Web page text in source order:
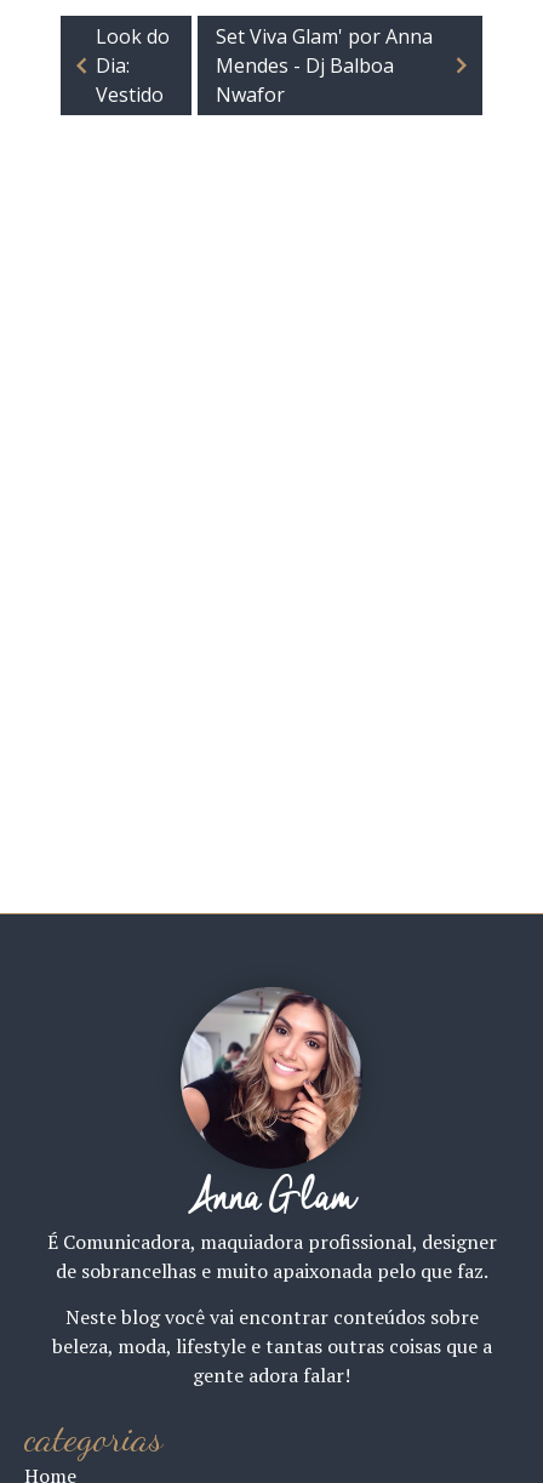
Look do
Dia:
Vestido
Set Viva Glam' por Anna
Mendes - Dj Balboa
Nwafor
Anna Glam
É Comunicadora, maquiadora profissional, designer
de sobrancelhas e muito apaixonada pelo que faz.
Neste blog você vai encontrar conteúdos sobre
beleza, moda, lifestyle e tantas outras coisas que a
gente adora falar!
categorias
Home